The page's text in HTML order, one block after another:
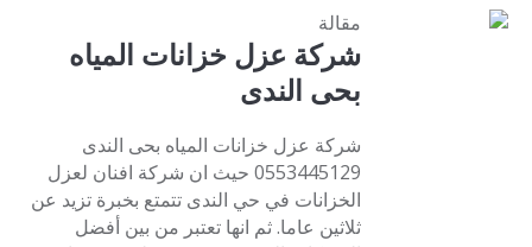
مقالة
شركة عزل خزانات المياه
بحى الندى
شركة عزل خزانات المياه بحى الندى
0553445129 حيث ان شركة افنان لعزل
الخزانات في حي الندى تتمتع بخبرة تزيد عن
ثلاثين عاما. ثم انها تعتبر من بين أفضل